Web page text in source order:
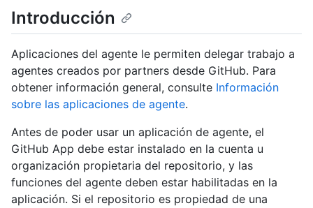
Introducción
Aplicaciones del agente le permiten delegar trabajo a
agentes creados por partners desde GitHub. Para
obtener información general, consulte Información
sobre las aplicaciones de agente.
Antes de poder usar un aplicación de agente, el
GitHub App debe estar instalado en la cuenta u
organización propietaria del repositorio, y las
funciones del agente deben estar habilitadas en la
aplicación. Si el repositorio es propiedad de una